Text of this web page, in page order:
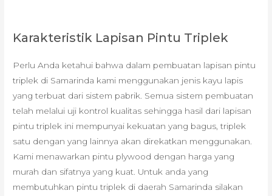
Karakteristik Lapisan Pintu Triplek
Perlu Anda ketahui bahwa dalam pembuatan lapisan pintu
triplek di Samarinda kami menggunakan jenis kayu lapis
yang terbuat dari sistem pabrik. Semua sistem pembuatan
telah melalui uji kontrol kualitas sehingga hasil dari lapisan
pintu triplek ini mempunyai kekuatan yang bagus, triplek
satu dengan yang lainnya akan direkatkan menggunakan.
Kami menawarkan pintu plywood dengan harga yang
murah dan sifatnya yang kuat. Untuk anda yang
membutuhkan pintu triplek di daerah Samarinda silakan